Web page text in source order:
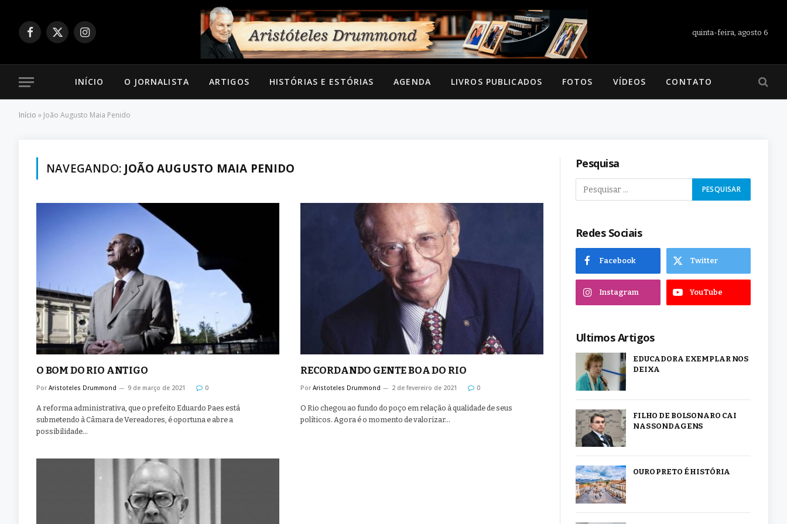
Facebook
X
Instagram
quinta-feira, agosto 6
INÍCIO O JORNALISTA ARTIGOS HISTÓRIAS E ESTÓRIAS AGENDA LIVROS PUBLICADOS FOTOS VÍDEOS CONTATO
Início » João Augusto Maia Penido
NAVEGANDO: JOÃO AUGUSTO MAIA PENIDO
O BOM DO RIO ANTIGO
Por Aristoteles Drummond 9 de março de 2021 0
A reforma administrativa, que o prefeito Eduardo Paes está
submetendo à Câmara de Vereadores, é oportuna e abre a
possibilidade…
RECORDANDO GENTE BOA DO RIO
Por Aristoteles Drummond 2 de fevereiro de 2021 0
O Rio chegou ao fundo do poço em relação à qualidade de seus
políticos. Agora é o momento de valorizar…
Pesquisa
Redes Sociais
Facebook Twitter
Instagram YouTube
Ultimos Artigos
EDUCADORA EXEMPLAR NOS
DEIXA
FILHO DE BOLSONARO CAI
NAS SONDAGENS
OURO PRETO É HISTÓRIA